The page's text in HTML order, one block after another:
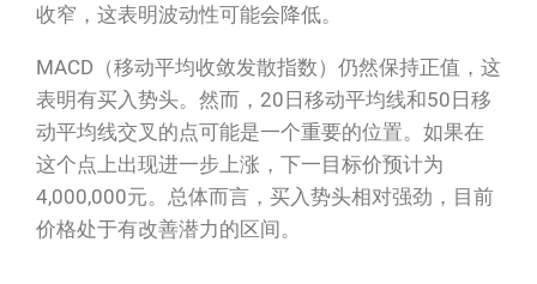
收窄，这表明波动性可能会降低。
MACD（移动平均收敛发散指数）仍然保持正值，这
表明有买入势头。然而，20日移动平均线和50日移
动平均线交叉的点可能是一个重要的位置。如果在
这个点上出现进一步上涨，下一目标价预计为
4,000,000元。总体而言，买入势头相对强劲，目前
价格处于有改善潜力的区间。